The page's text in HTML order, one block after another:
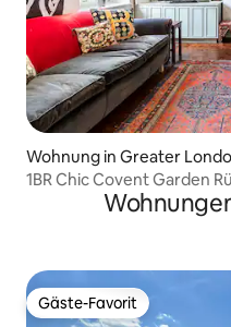
Wohnung in Greater
1BR Chic Covent Garden
Gäste-Favorit
Gäste-Favorit